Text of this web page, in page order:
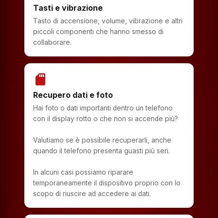
Tasti e vibrazione
Tasto di accensione, volume, vibrazione e altri
piccoli componenti che hanno smesso di
collaborare.
sd_storage
Recupero dati e foto
Hai foto o dati importanti dentro un telefono
con il display rotto o che non si accende più?
Valutiamo se è possibile recuperarli, anche
quando il telefono presenta guasti più seri.
In alcuni casi possiamo riparare
temporaneamente il dispositivo proprio con lo
scopo di riuscire ad accedere ai dati.